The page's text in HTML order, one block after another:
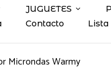
JUGUETES
Contacto Lista
Microndas Warmy